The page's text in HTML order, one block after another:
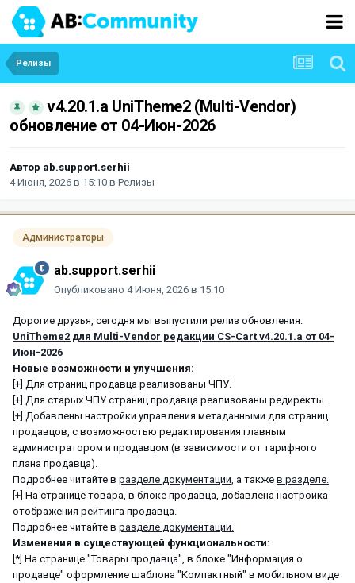
Релизы
v4.20.1.a UniTheme2 (Multi-Vendor)
обновление от 04-Июн-2026
Автор ab.support.serhii
4 Июня, 2026 в 15:10 в Релизы
Администраторы
ab.support.serhii
Опубликовано 4 Июня, 2026 в 15:10
Дорогие друзья, сегодня мы выпустили релиз обновления:
UniTheme2 для Multi-Vendor редакции CS-Cart v4.20.1.a от 04-
Июн-2026
Новые возможности и улучшения:
[+] Для страниц продавца реализованы ЧПУ.
[+] Для старых ЧПУ страниц продавца реализованы редиректы.
[+] Добавлены настройки управления метаданными для страниц
продавцов, с возможностью редактирования главным
администратором и продавцом (в зависимости от тарифного
плана продавца).
Подробнее читайте в разделе документации, а также в разделе.
[+] На странице товара, в блоке продавца, добавлена настройка
отображения рейтинга продавца.
Подробнее читайте в разделе документации.
Изменения в существующей функциональности:
[*] На странице "Товары продавца", в блоке "Информация о
продавце" оформление шаблона "Компактный" в мобильном виде